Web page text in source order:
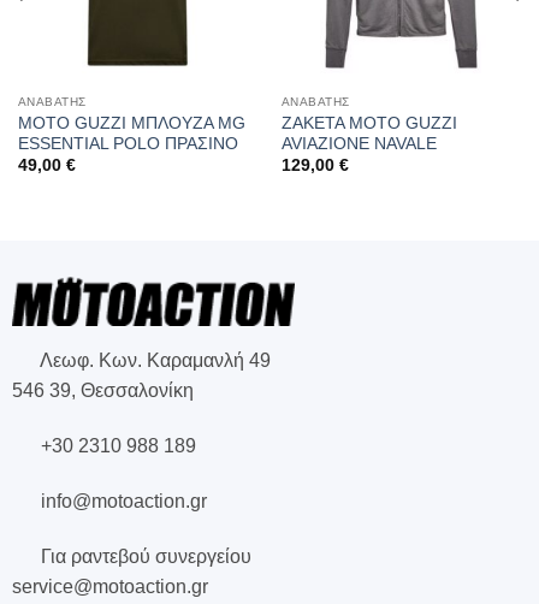
ΑΝΑΒΑΤΗΣ
MOTO GUZZI ΜΠΛΟΥΖΑ MG
ESSENTIAL POLO ΠΡΑΣΙΝΟ
49,00 €
ΑΝΑΒΑΤΗΣ
ΖΑΚΕΤΑ MOTO GUZZI
AVIAZIONE NAVALE
129,00 €
Λεωφ. Κων. Καραμανλή 49
546 39, Θεσσαλονίκη
+30 2310 988 189
info@motoaction.gr
Για ραντεβού συνεργείου
service@motoaction.gr